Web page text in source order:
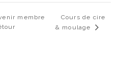
membre
Cours de cire
& moulage